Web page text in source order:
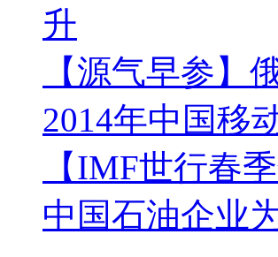
升
【源气早参】
2014年中国移
【IMF世行春
中国石油企业